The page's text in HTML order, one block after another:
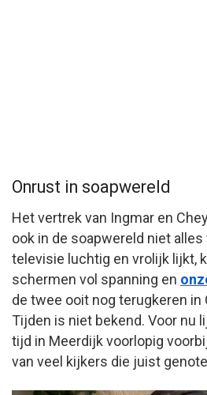
Onrust in soapwereld
Het vertrek van Ingmar en
ook in de soapwereld niet
televisie luchtig en vrolijk lijkt,
schermen vol spanning en
de twee ooit nog terugkeren in
Tijden is niet bekend. Voor nu
tijd in Meerdijk voorlopig
van veel kijkers die juist